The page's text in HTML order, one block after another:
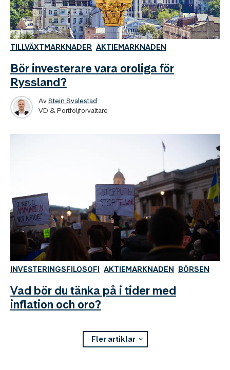
TILLVÄXTMARKNADER AKTIEMARKNADEN
Bör investerare vara oroliga för
Ryssland?
AvStein Svalestad
VD & Portföljförvaltare
INVESTERINGSFILOSOFI AKTIEMARKNADEN BÖRSEN
Vad bör du tänka på i tider med
inflation och oro?
Fler artiklar